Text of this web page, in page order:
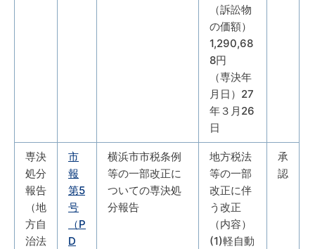
（訴訟物
の価額）
1,290,68
8円
（専決年
月日）27
年３月26
日
専決
処分
報告
（地
方自
治法
市
報
第5
号
（P
D
横浜市市税条例
等の一部改正に
ついての専決処
分報告
地方税法
等の一部
改正に伴
う改正
（内容）
(1)軽自動
承
認